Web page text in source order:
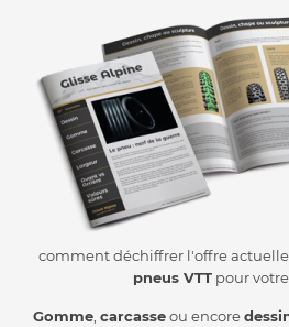
comment déchiffrer l'offre
pneus VTT pour
Gomme, carcasseou encore